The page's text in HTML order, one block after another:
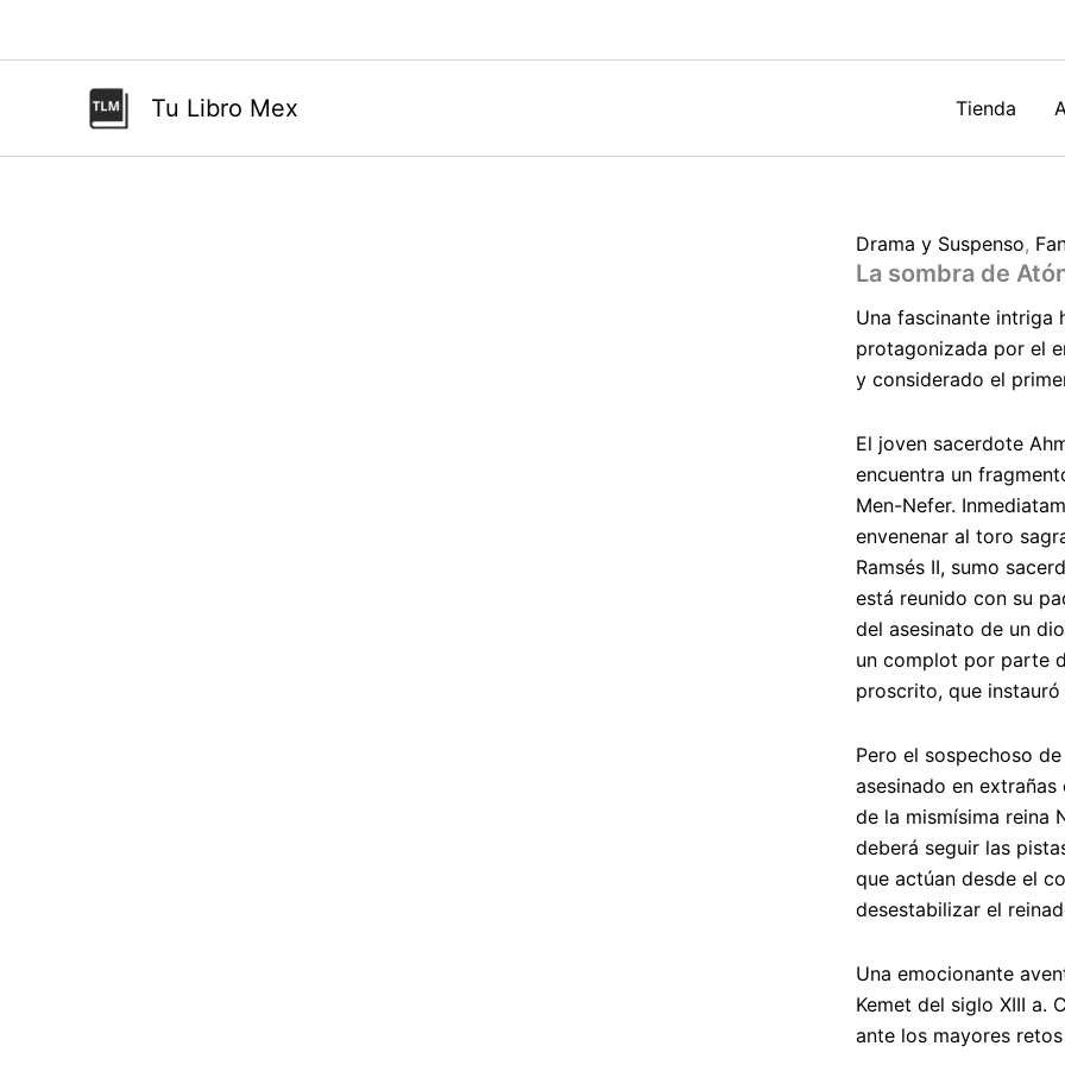
Tu Libro Mex Tienda
Drama y Suspenso,
La sombra de
Una fascinante intriga
protagonizada por el
y considerado el
El joven sacerdote
encuentra un
Men-Nefer.
envenenar al toro
Ramsés II, sumo
está reunido con su
del asesinato de un
un complot por parte
proscrito, que
Pero el sospechoso
asesinado en
de la mismísima reina
deberá seguir las
que actúan desde el
desestabilizar el
Una emocionante
Kemet del siglo XIII a.
ante los mayores
cantidad